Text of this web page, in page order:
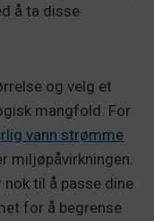
å ta disse
og velg et
mangfold. For
vann strømme
miljøpåvirkningen.
til å passe dine
for å begrense